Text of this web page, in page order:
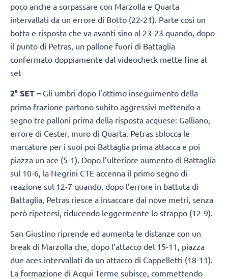
poco anche a sorpassare con Marzolla e Quarta
intervallati da un errore di Botto (22-21). Parte così un
botta e risposta che va avanti sino al 23-23 quando, dopo
il punto di Petras, un pallone fuori di Battaglia
confermato doppiamente dal videocheck mette fine al
set
2° SET – Gli umbri dopo l’ottimo inseguimento della
prima frazione partono subito aggressivi mettendo a
segno tre palloni prima della risposta acquese: Galliano,
errore di Cester, muro di Quarta. Petras sblocca le
marcature per i suoi poi Battaglia prima attacca e poi
piazza un ace (5-1). Dopo l’ulteriore aumento di Battaglia
sul 10-6, la Negrini CTE accenna il primo segno di
reazione sul 12-7 quando, dopo l’errore in battuta di
Battaglia, Petras riesce a insaccare dai nove metri, senza
però ripetersi, riducendo leggermente lo strappo (12-9).
San Giustino riprende ed aumenta le distanze con un
break di Marzolla che, dopo l’attacco del 15-11, piazza
due aces intervallati da un attacco di Cappelletti (18-11).
La formazione di Acqui Terme subisce, commettendo